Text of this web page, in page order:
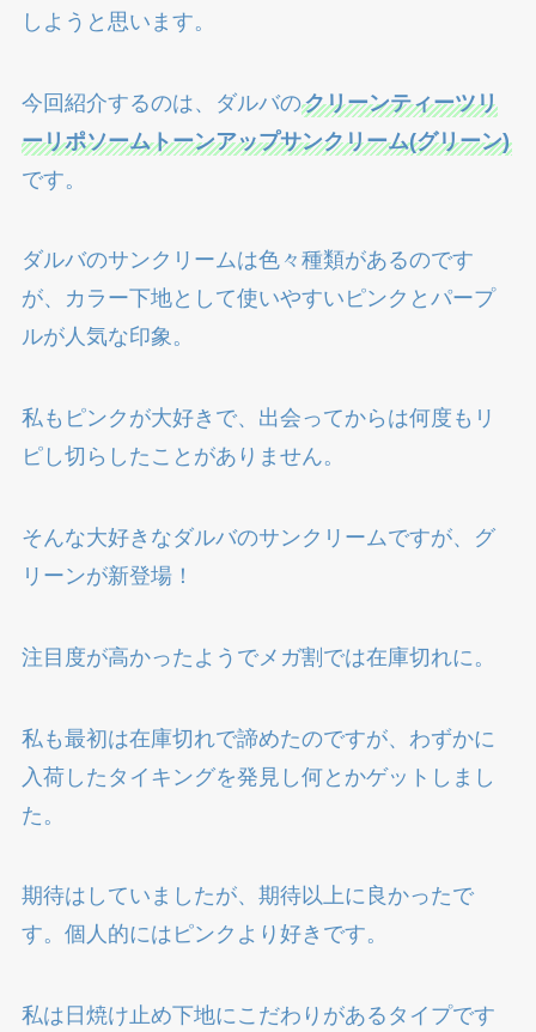
しようと思います。
今回紹介するのは、ダルバのクリーンティーツリ
ーリポソームトーンアップサンクリーム(グリーン)
です。
ダルバのサンクリームは色々種類があるのです
が、カラー下地として使いやすいピンクとパープ
ルが人気な印象。
私もピンクが大好きで、出会ってからは何度もリ
ピし切らしたことがありません。
そんな大好きなダルバのサンクリームですが、グ
リーンが新登場！
注目度が高かったようでメガ割では在庫切れに。
私も最初は在庫切れで諦めたのですが、わずかに
入荷したタイキングを発見し何とかゲットしまし
た。
期待はしていましたが、期待以上に良かったで
す。個人的にはピンクより好きです。
私は日焼け止め下地にこだわりがあるタイプです